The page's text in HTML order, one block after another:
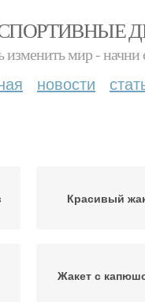
| СПОРТИВНЫЕ
изменить мир - начни
новости
Красивый
Жакет с